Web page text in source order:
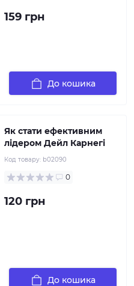
159 грн
До кошика
Як стати ефективним
лідером Дейл Карнегі
Код товару: b02090
0
120 грн
До кошика